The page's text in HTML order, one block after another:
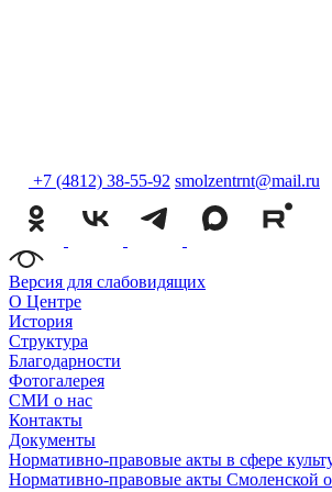
+7 (4812) 38-55-92 smolzentrnt@mail.ru
Версия для слабовидящих
О Центре
История
Структура
Благодарности
Фотогалерея
СМИ о нас
Контакты
Документы
Нормативно-правовые акты в сфере
Нормативно-правовые акты Смоленской